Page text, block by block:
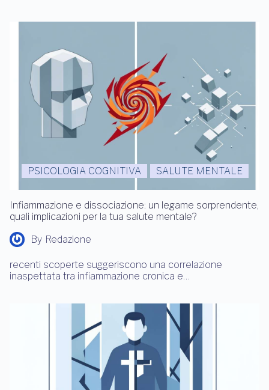
PSICOLOGIA COGNITIVA SALUTE MENTALE
Infiammazione e dissociazione: un legame sorprendente,
quali implicazioni per la tua salute mentale?
By Redazione
recenti scoperte suggeriscono una correlazione
inaspettata tra infiammazione cronica e…